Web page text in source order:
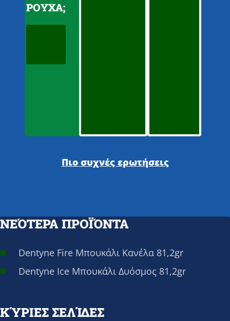
ΡΟΥΧΑ;
Πιο συχνές ερωτήσεις
ΝΕΌΤΕΡΑ ΠΡΟΪΌΝΤΑ
Dentyne Fire Μπουκάλι Κανέλα 81,2gr
Dentyne Ice Μπουκάλι Δυόσμος 81,2gr
ΚΎΡΙΕΣ ΣΕΛΊΔΕΣ